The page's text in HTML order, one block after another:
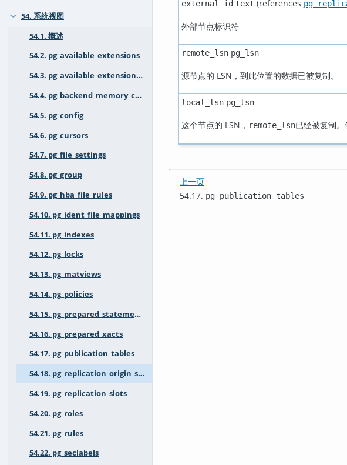
❯
54. 系统视图
54.1. 概述
54.2. pg_available_extensions
54.3. pg_available_extension_versions
54.4. pg_backend_memory_contexts
54.5. pg_config
54.6. pg_cursors
54.7. pg_file_settings
54.8. pg_group
54.9. pg_hba_file_rules
54.10. pg_ident_file_mappings
54.11. pg_indexes
54.12. pg_locks
54.13. pg_matviews
54.14. pg_policies
54.15. pg_prepared_statements
54.16. pg_prepared_xacts
54.17. pg_publication_tables
54.18. pg_replication_origin_status
54.19. pg_replication_slots
54.20. pg_roles
54.21. pg_rules
54.22. pg_seclabels
external_id text (references
外部节点标识符
remote_lsn pg_lsn
源节点的 LSN，到此位置的数据已被复制。
local_lsn pg_lsn
这个节点的 LSN， remote_lsn已经被复制。
上一页
54.17. pg_publication_tables